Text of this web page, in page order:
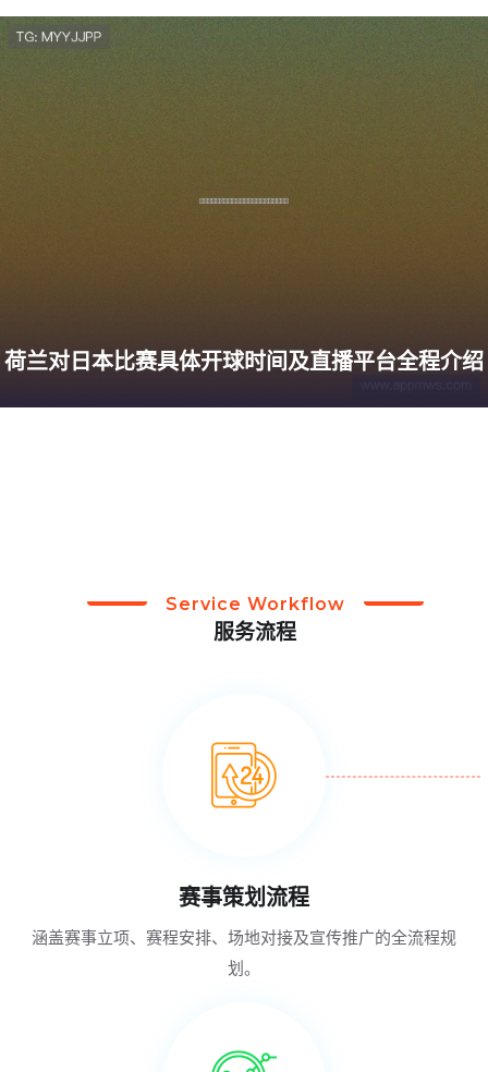
荷兰对日本比赛具体开球时间及直播平台全程介绍
Service Workflow
服务流程
赛事策划流程
涵盖赛事立项、赛程安排、场地对接及宣传推广的全流程规
划。